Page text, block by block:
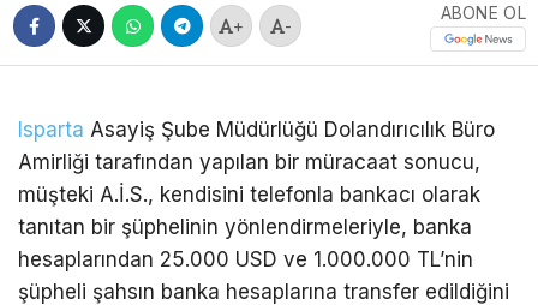
+ -
ABONE OL
Isparta Asayiş Şube Müdürlüğü Dolandırıcılık Büro
Amirliği tarafından yapılan bir müracaat sonucu,
müşteki A.İ.S., kendisini telefonla bankacı olarak
tanıtan bir şüphelinin yönlendirmeleriyle, banka
hesaplarından 25.000 USD ve 1.000.000 TL’nin
şüpheli şahsın banka hesaplarına transfer edildiğini